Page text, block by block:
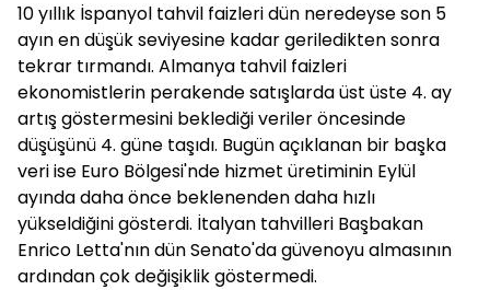
10 yıllık İspanyol tahvil faizleri dün neredeyse son 5
ayın en düşük seviyesine kadar geriledikten sonra
tekrar tırmandı. Almanya tahvil faizleri
ekonomistlerin perakende satışlarda üst üste 4. ay
artış göstermesini beklediği veriler öncesinde
düşüşünü 4. güne taşıdı. Bugün açıklanan bir başka
veri ise Euro Bölgesi'nde hizmet üretiminin Eylül
ayında daha önce beklenenden daha hızlı
yükseldiğini gösterdi. İtalyan tahvilleri Başbakan
Enrico Letta'nın dün Senato'da güvenoyu almasının
ardından çok değişiklik göstermedi.